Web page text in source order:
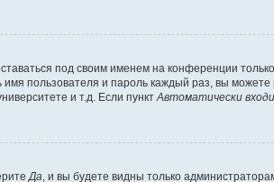
под своим именем на конференции
пользователя и пароль каждый раз, вы
и т.д. Если пункт Автоматически
Да , и вы будете видны только